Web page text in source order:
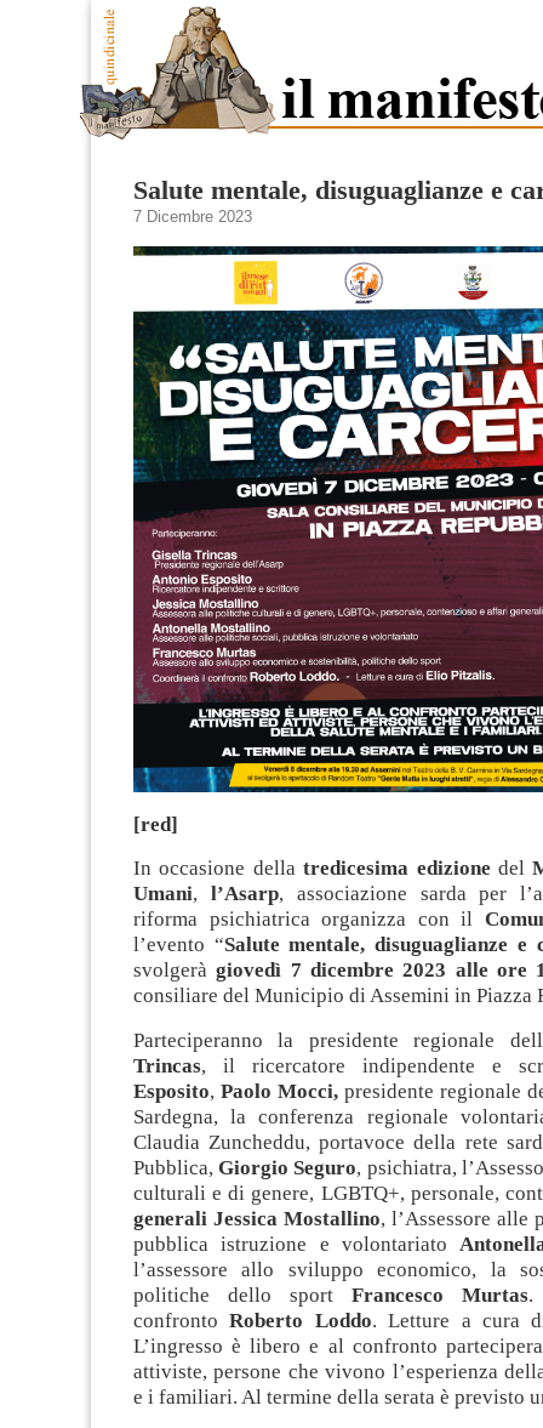
Salute mentale, disuguaglianze e
7 Dicembre 2023
[red]
In occasione dellatredicesima edizione del
Umani, l’Asarp, associazione sarda per
riforma psichiatrica organizza con il
l’evento “Salute mentale, disuguaglianze e
svolgeràgiovedì 7 dicembre 2023 alle ore
consiliare del Municipio di Assemini in Piazza
Parteciperanno la presidente regionale
Trincas, il ricercatore indipendente e
Esposito, Paolo Mocci, presidente regionale
Sardegna, la conferenza regionale
Claudia Zuncheddu, portavoce della rete
Pubblica, Giorgio Seguro, psichiatra,
culturali e di genere, LGBTQ+, personale,
generali Jessica Mostallino, l’Assessore alle
pubblica istruzione e volontariato
l’assessore allo sviluppo economico, la
politiche dello sport Francesco Murtas.
confrontoRoberto Loddo. Letture a cura
L’ingresso è libero e al confronto
attiviste, persone che vivono l’esperienza
e i familiari. Al termine della serata è previsto